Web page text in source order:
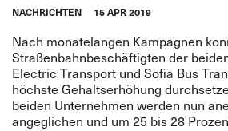
NACHRICHTEN 15 APR 2019
Nach monatelangen Kampagnen
Straßenbahnbeschäftigten der
Electric Transport und Sofia Bus
höchste Gehaltserhöhung
beiden Unternehmen werden nun
angeglichen und um 25 bis 28